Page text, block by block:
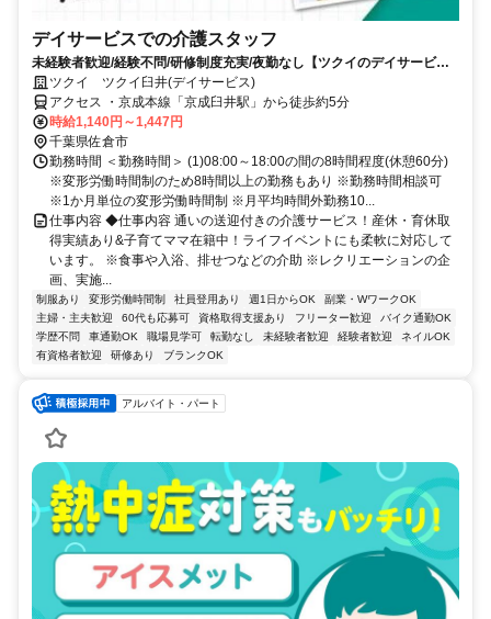
デイサービスでの介護スタッフ
未経験者歓迎/経験不問/研修制度充実/夜勤なし【ツクイのデイサービス/
介護スタッフ求人】
ツクイ ツクイ臼井(デイサービス)
アクセス ・京成本線「京成臼井駅」から徒歩約5分
時給1,140円～1,447円
千葉県佐倉市
勤務時間 ＜勤務時間＞ (1)08:00～18:00の間の8時間程度(休憩60分)
※変形労働時間制のため8時間以上の勤務もあり ※勤務時間相談可
※1か月単位の変形労働時間制 ※月平均時間外勤務10...
仕事内容 ◆仕事内容 通いの送迎付きの介護サービス！産休・育休取
得実績あり&子育てママ在籍中！ライフイベントにも柔軟に対応して
います。 ※食事や入浴、排せつなどの介助 ※レクリエーションの企
画、実施...
制服あり 変形労働時間制 社員登用あり 週1日からOK
副業・WワークOK
主婦・主夫歓迎
60代も応募可 資格取得支援あり フリーター歓迎
バイク通勤OK
学歴不問
車通勤OK 職場見学可 転勤なし 未経験者歓迎 経験者歓迎
ネイルOK
有資格者歓迎
研修あり ブランクOK
アルバイト・パート